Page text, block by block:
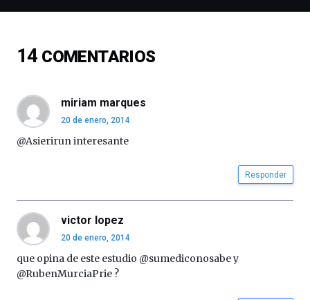
de
16
4
de
octubre.
Cátedra…
14 COMENTARIOS
miriam marques
20 de enero, 2014
@Asierirun interesante
Responder
victor lopez
20 de enero, 2014
que opina de este estudio @sumediconosabe y
@RubenMurciaPrie ?